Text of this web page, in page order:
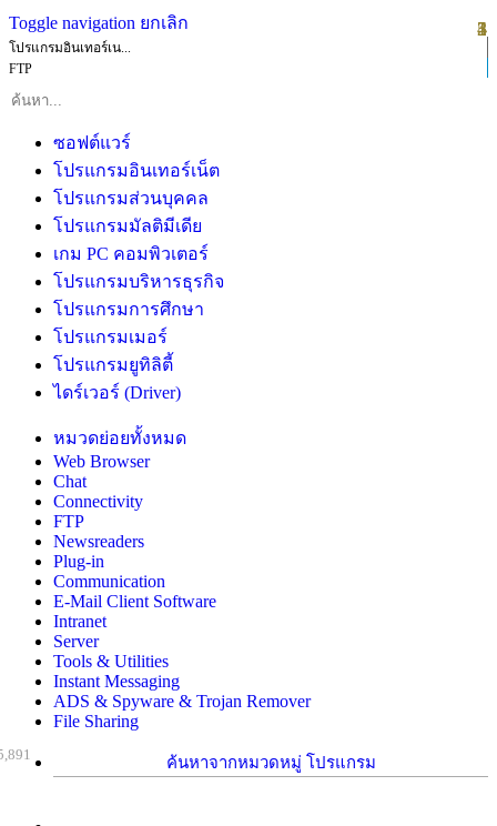
Toggle navigation ยกเลิก
โปรแกรมอินเทอร์เน...
FTP
ซอฟต์แวร์
โปรแกรมอินเทอร์เน็ต
โปรแกรมส่วนบุคคล
โปรแกรมมัลติมีเดีย
เกม PC คอมพิวเตอร์
โปรแกรมบริหารธุรกิจ
โปรแกรมการศึกษา
โปรแกรมเมอร์
โปรแกรมยูทิลิตี้
ไดร์เวอร์ (Driver)
หมวดย่อยทั้งหมด
Web Browser
Chat
Connectivity
FTP
Newsreaders
Plug-in
Communication
E-Mail Client Software
Intranet
Server
Tools & Utilities
Instant Messaging
ADS & Spyware & Trojan Remover
File Sharing
ค้นหาจากหมวดหมู่ โปรแกรม
1
2
3
4
5